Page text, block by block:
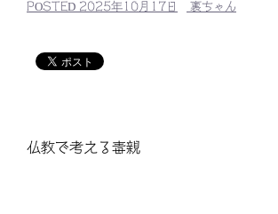
POSTED 2025年10月17日 裏ちゃん
仏教で考える毒親